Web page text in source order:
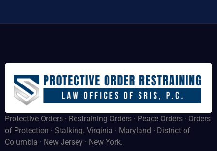
Protective Orders · Restraining Orders · Peace Orders · Orders
of Protection · Stalking. Virginia · Maryland · District of
Columbia · New Jersey · New York.